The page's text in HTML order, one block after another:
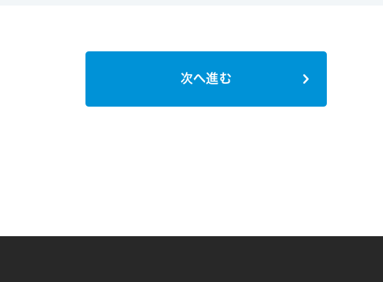
次へ進む